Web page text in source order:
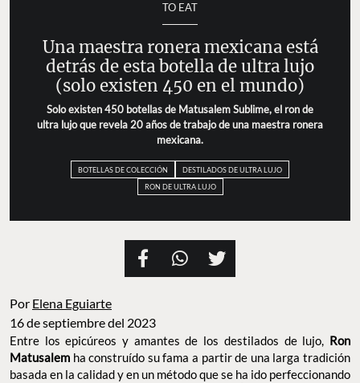
TO EAT
Una maestra ronera mexicana está
detrás de esta botella de ultra lujo
(solo existen 450 en el mundo)
Solo existen 450 botellas de Matusalem Sublime, el ron de
ultra lujo que revela 20 años de trabajo de una maestra ronera
mexicana.
BOTELLAS DE COLECCIÓN
DESTILADOS DE ULTRA LUJO
RON DE ULTRA LUJO
Por Elena Eguiarte
16 de septiembre del 2023
Entre los epicúreos y amantes de los destilados de lujo, Ron
Matusalem ha construído su fama a partir de una larga tradición
basada en la calidad y en un método que se ha ido perfeccionando